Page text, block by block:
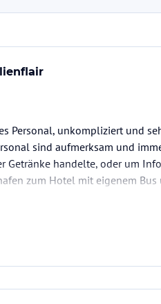
Personal, unkompliziert und
sind aufmerksam und
Getränke handelte, oder um
zum Hotel mit eigenem Bus